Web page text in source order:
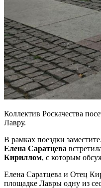
Коллектив Роскачества
Лавру.
В рамках поездки
Елена Саратцева
Кириллом, с которым
Елена Саратцева и Отец
площадке Лавры одну из